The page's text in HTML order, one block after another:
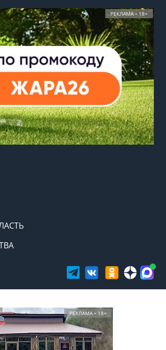
РЕКЛАМА • 18+
РЕКЛАМА • 18+